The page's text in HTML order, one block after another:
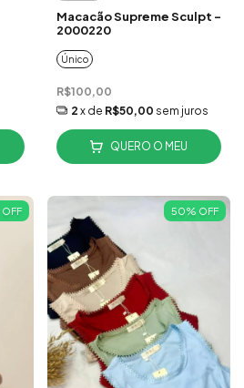
Macacão Supreme Sculpt -
2000220
Único
R$100,00
2 x de R$50,00 sem juros
QUERO O MEU
OFF 50% OFF